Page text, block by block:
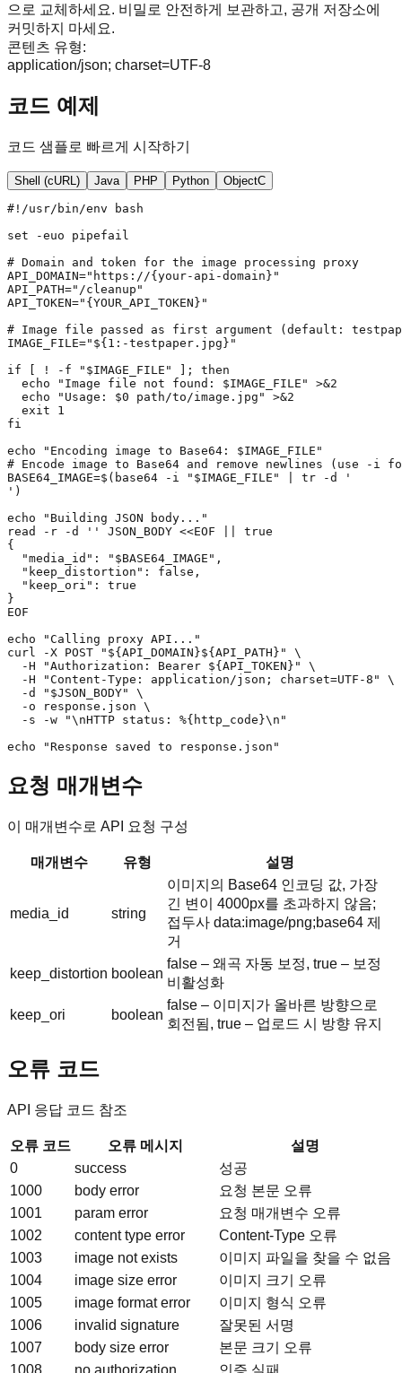
으로 교체하세요. 비밀로 안전하게 보관하고, 공개 저장소에
커밋하지 마세요.
콘텐츠 유형:
application/json; charset=UTF-8
코드 예제
코드 샘플로 빠르게 시작하기
Shell (cURL) Java PHP Python ObjectC
#!/usr/bin/env bash
set -euo pipefail
# Domain and token for the image processing proxy
API_DOMAIN="https://{your-api-domain}"
API_PATH="/cleanup"
API_TOKEN="{YOUR_API_TOKEN}"
# Image file passed as first argument (default:
IMAGE_FILE="${1:-testpaper.jpg}"
if [ ! -f "$IMAGE_FILE" ]; then
  echo "Image file not found: $IMAGE_FILE" >&2
  echo "Usage: $0 path/to/image.jpg" >&2
  exit 1
fi
echo "Encoding image to Base64: $IMAGE_FILE"
# Encode image to Base64 and remove newlines (use -i for
BASE64_IMAGE=$(base64 -i "$IMAGE_FILE" | tr -d '
')
echo "Building JSON body..."
read -r -d '' JSON_BODY <<EOF || true
{
  "media_id": "$BASE64_IMAGE",
  "keep_distortion": false,
  "keep_ori": true
}
EOF
echo "Calling proxy API..."
curl -X POST "${API_DOMAIN}${API_PATH}" \
  -H "Authorization: Bearer ${API_TOKEN}" \
  -H "Content-Type: application/json; charset=UTF-8" \
  -d "$JSON_BODY" \
  -o response.json \
  -s -w "\nHTTP status: %{http_code}\n"
echo "Response saved to response.json"
요청 매개변수
이 매개변수로 API 요청 구성
매개변수 유형 설명
media_id string
이미지의 Base64 인코딩 값, 가장
긴 변이 4000px를 초과하지 않음;
접두사 data:image/png;base64 제
거
keep_distortion boolean
false – 왜곡 자동 보정, true – 보정
비활성화
keep_ori boolean
false – 이미지가 올바른 방향으로
회전됨, true – 업로드 시 방향 유지
오류 코드
API 응답 코드 참조
오류 코드 오류 메시지
설명
0
success
성공
1000
body error
요청 본문 오류
1001
param error
요청 매개변수 오류
1002
content type error
Content-Type 오류
1003
image not exists
이미지 파일을 찾을 수 없음
1004
image size error
이미지 크기 오류
1005
image format error
이미지 형식 오류
1006
invalid signature
잘못된 서명
1007
body size error
본문 크기 오류
1008
no authorization 인증 실패